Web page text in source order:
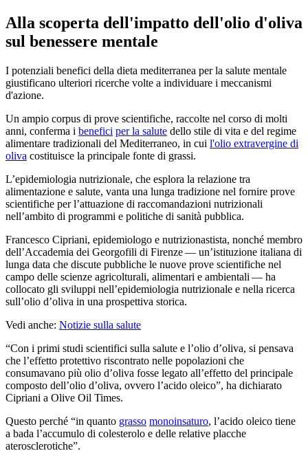
Alla scoperta dell'impatto dell'olio d'oliva
sul benessere mentale
I potenziali benefici della dieta mediterranea per la salute mentale
giustificano ulteriori ricerche volte a individuare i meccanismi
d'azione.
Un ampio corpus di prove scientifiche, raccolte nel corso di molti
anni, conferma i benefici per la salute dello stile di vita e del regime
alimentare tradizionali del Mediterraneo, in cui l'olio extravergine di
oliva costituisce la principale fonte di grassi.
L’epidemiologia nutrizionale, che esplora la relazione tra
alimentazione e salute, vanta una lunga tradizione nel fornire prove
scientifiche per l’attuazione di raccomandazioni nutrizionali
nell’ambito di programmi e politiche di sanità pubblica.
Francesco Cipriani, epi­de­mi­olo­go e nutri­ziona­s­ti­sta, nonché membro
dell’Accademia dei Georgofili di Firenze — un’istituzione italiana di
lunga data che discute pub­blich­e le nuove prove sci­en­tifiche nel
campo delle scienze agri­col­turali, al­i­mentari e ambi­en­ta­li — ha
collocato gli sviluppi nell’epidemiologia nutrizionale e nella ricerca
sull’olio d’oliva in una prospettiva storica.
Vedi anche: Notizie sulla salute
“Con i primi studi scientifici sulla salute e l’olio d’oliva, si pensava
che l’effetto protettivo riscontrato nelle popolazioni che
consumavano più olio d’oliva fosse legato all’effetto del principale
composto dell’olio d’oliva, ovvero l’acido oleico”, ha dichiarato
Cipriani a Olive Oil Times.
Questo perché “in quanto grasso monoinsaturo, l’acido oleico tiene
a bada l’accumulo di colesterolo e delle relative placche
aterosclerotiche”.